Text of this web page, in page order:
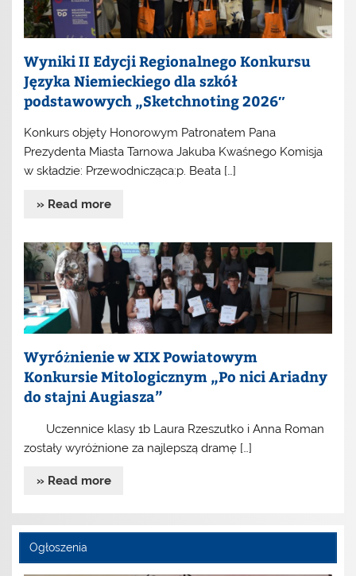
Wyniki II Edycji Regionalnego Konkursu
Języka Niemieckiego dla szkół
podstawowych „Sketchnoting 2026″
Konkurs objęty Honorowym Patronatem Pana
Prezydenta Miasta Tarnowa Jakuba Kwaśnego Komisja
w składzie: Przewodnicząca:p. Beata […]
» Read more
Wyróżnienie w XIX Powiatowym
Konkursie Mitologicznym „Po nici Ariadny
do stajni Augiasza”
Uczennice klasy 1b Laura Rzeszutko i Anna Roman
zostały wyróżnione za najlepszą dramę […]
» Read more
Ogłoszenia